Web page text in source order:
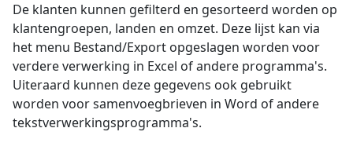
De klanten kunnen gefilterd en gesorteerd worden op
klantengroepen, landen en omzet. Deze lijst kan via
het menu Bestand/Export opgeslagen worden voor
verdere verwerking in Excel of andere programma's.
Uiteraard kunnen deze gegevens ook gebruikt
worden voor samenvoegbrieven in Word of andere
tekstverwerkingsprogramma's.